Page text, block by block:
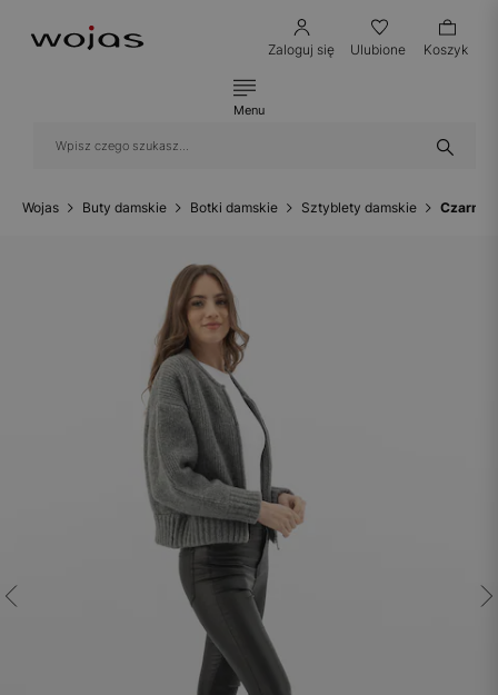
Zaloguj się Ulubione Koszyk
Menu
Wojas Buty damskie Botki damskie Sztyblety damskie Czarne